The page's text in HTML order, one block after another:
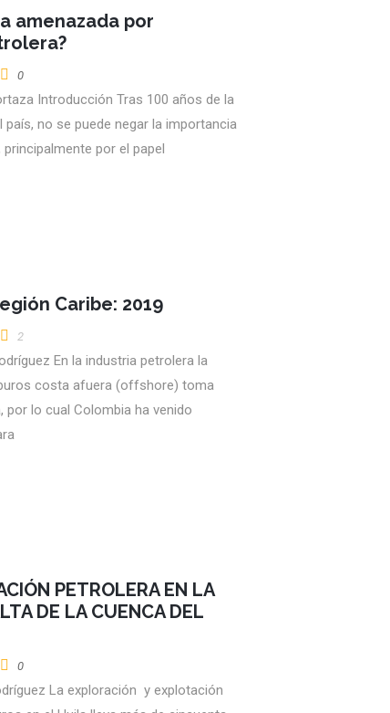
amenazada por
0
Introducción Tras 100 años de la
país, no se puede negar la importancia
por el papel
Caribe: 2019
2
En la industria petrolera la
costa afuera (offshore) toma
por lo cual Colombia ha venido
PETROLERA EN LA
DE LA CUENCA DEL
0
La exploración y explotación